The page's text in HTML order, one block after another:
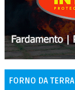
FORNO DA TERRA